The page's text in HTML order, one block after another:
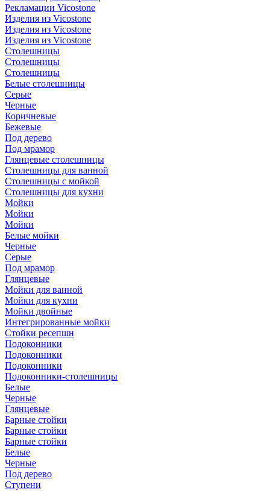
Рекламации Vicostone
Изделия из Vicostone
Изделия из Vicostone
Изделия из Vicostone
Столешницы
Столешницы
Столешницы
Белые столешницы
Серые
Черные
Коричневые
Бежевые
Под дерево
Под мрамор
Глянцевые столешницы
Столешницы для ванной
Столешницы с мойкой
Столешницы для кухни
Мойки
Мойки
Мойки
Белые мойки
Черные
Серые
Под мрамор
Глянцевые
Мойки для ванной
Мойки для кухни
Мойки двойные
Интегрированные мойки
Стойки ресепшн
Подоконники
Подоконники
Подоконники
Подоконники-столешницы
Белые
Черные
Глянцевые
Барные стойки
Барные стойки
Барные стойки
Белые
Черные
Под дерево
Ступени